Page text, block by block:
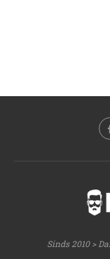
Sinds 2010 >